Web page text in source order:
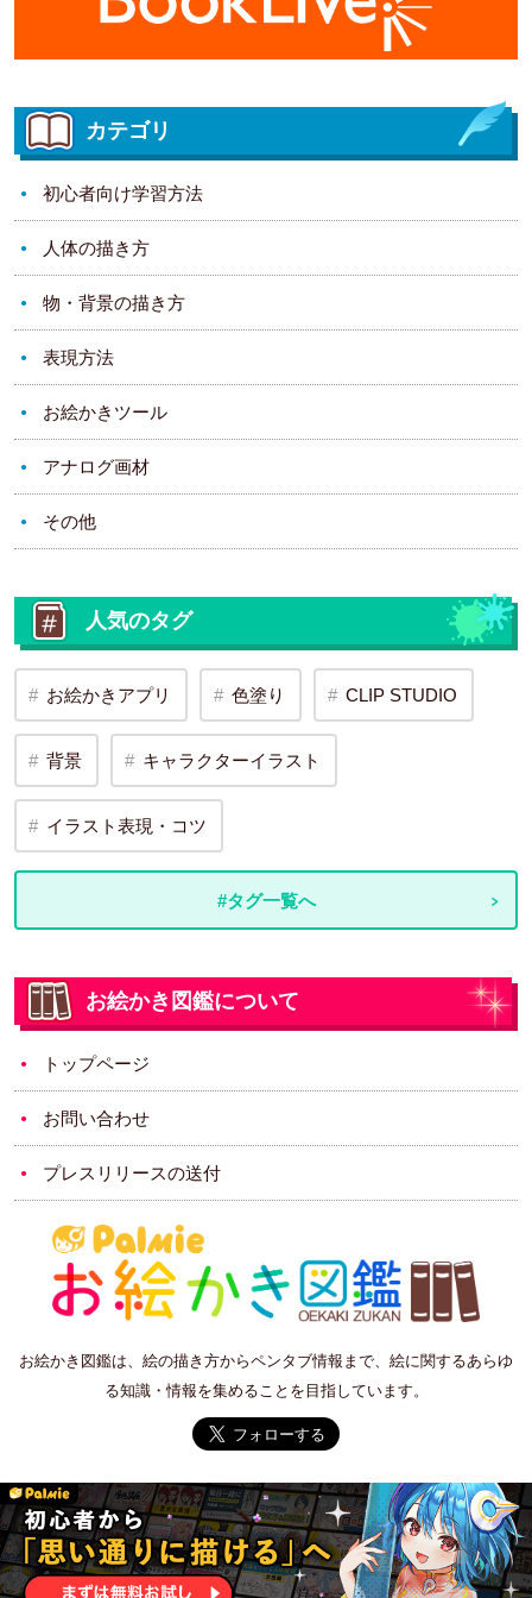
カテゴリ
初心者向け学習方法
人体の描き方
物・背景の描き方
表現方法
お絵かきツール
アナログ画材
その他
人気のタグ
お絵かきアプリ 色塗り CLIP STUDIO
背景 キャラクターイラスト
イラスト表現・コツ
#タグ一覧へ
お絵かき図鑑について
トップページ
お問い合わせ
プレスリリースの送付
お絵かき図鑑は、絵の描き方からペンタブ情報まで、絵に関するあらゆ
る知識・情報を集めることを目指しています。